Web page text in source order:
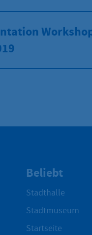
Beliebt
Stadthalle
Stadtmuseum
Startseite